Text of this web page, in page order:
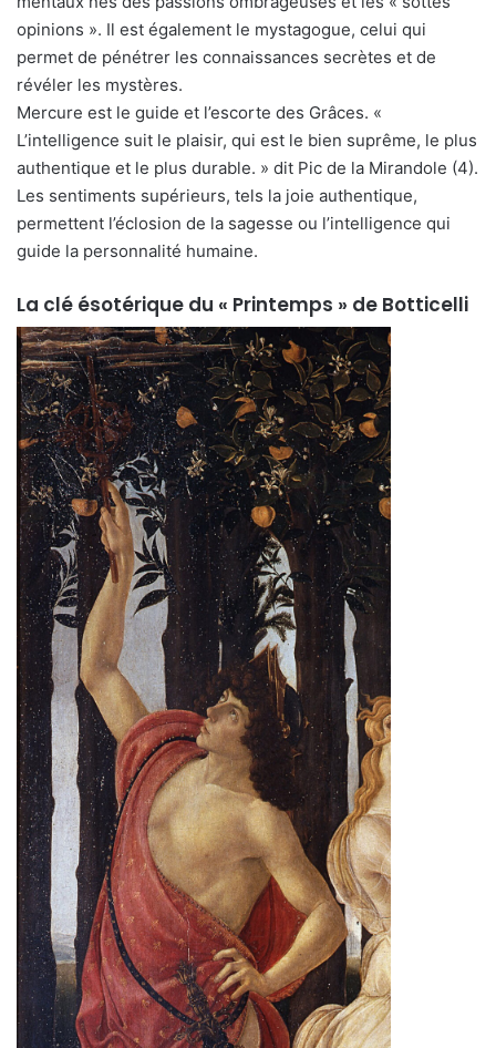
opinions ». Il est également le mystagogue, celui qui
permet de pénétrer les connaissances secrètes et de
révéler les mystères.
Mercure est le guide et l’escorte des Grâces. «
L’intelligence suit le plaisir, qui est le bien suprême, le plus
authentique et le plus durable. » dit Pic de la Mirandole (4).
Les sentiments supérieurs, tels la joie authentique,
permettent l’éclosion de la sagesse ou l’intelligence qui
guide la personnalité humaine.
La clé ésotérique du « Printemps » de Botticelli